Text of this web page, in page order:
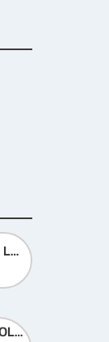
PAULO VICTOR PAULA LOUREIRO MENEZES
EVERALDO BARBOSA OLIVEIRA